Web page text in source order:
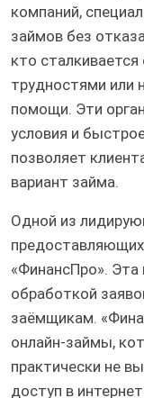
компаний,
займов без
кто
трудностями или
помощи. Эти
условия и
позволяет
вариант займа.
Одной из
«ФинансПро». Эта
обработкой
заёмщикам.
онлайн-займы,
практически не
доступ в